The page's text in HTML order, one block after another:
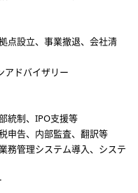
点設立、事業撤退、会社清
アドバイザリー
統制、IPO支援等
申告、内部監査、翻訳等
務管理システム導入、システ